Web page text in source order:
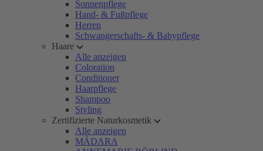
Sonnenpflege
Hand- & Fußpflege
Herren
Schwangerschafts- & Babypflege
Haare
Alle anzeigen
Coloration
Conditioner
Haarpflege
Shampoo
Styling
Zertifizierte Naturkosmetik
Alle anzeigen
MÁDARA